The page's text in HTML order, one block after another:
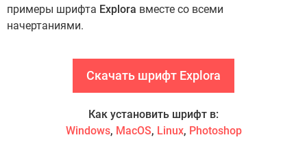
примеры шрифта Explora вместе со всеми
начертаниями.
Скачать шрифт Explora
Как установить шрифт в:
Windows, MacOS, Linux, Photoshop